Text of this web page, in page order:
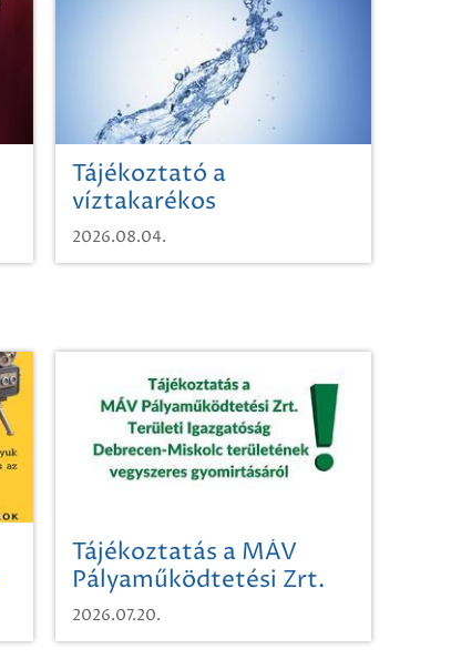
Tájékoztató a
víztakarékos
vízhasználatról
2026.08.04.
Tájékoztatás a MÁV
Pályaműködtetési Zrt.
Területi Igazgatóság
Debrecen-Miskolc
2026.07.20.